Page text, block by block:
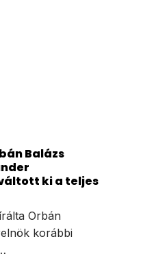
Balázs
ki a teljes
Orbán
korábbi